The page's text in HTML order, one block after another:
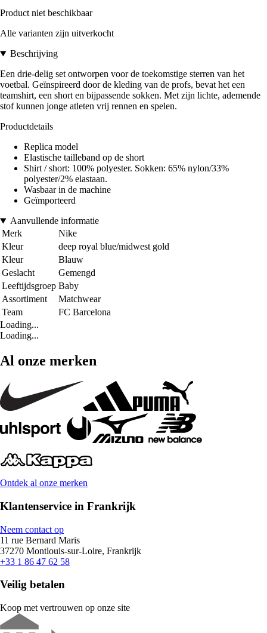
Product niet beschikbaar
Alle varianten zijn uitverkocht
Beschrijving
Een drie-delig set ontworpen voor de toekomstige sterren van het
voetbal. Geïnspireerd door de kleding van de profs, bevat het een
teamshirt, een short en bijpassende sokken. Met zijn lichte, ademende
stof kunnen jonge atleten vrij rennen en spelen.
Productdetails
Replica model
Elastische tailleband op de short
Shirt / short: 100% polyester. Sokken: 65% nylon/33%
polyester/2% elastaan.
Wasbaar in de machine
Geïmporteerd
Aanvullende informatie
Merk
Nike
Kleur
deep royal blue/midwest gold
Kleur
Blauw
Geslacht
Gemengd
Leeftijdsgroep Baby
Assortiment
Matchwear
Team
FC Barcelona
Loading...
Loading...
Al onze merken
Ontdek al onze merken
Klantenservice in Frankrijk
Neem contact op
11 rue Bernard Maris
37270 Montlouis-sur-Loire, Frankrijk
+33 1 86 47 62 58
Veilig betalen
Koop met vertrouwen op onze site